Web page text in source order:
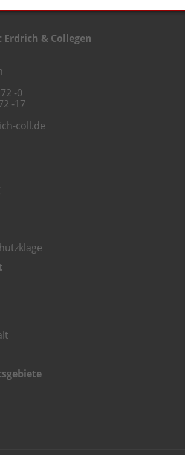
& Collegen
-0
-17
coll.de